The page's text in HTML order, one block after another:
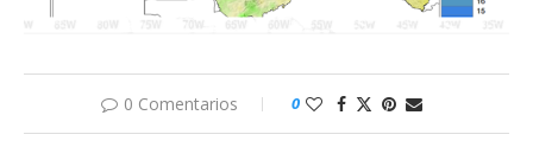
0 Comentarios 0